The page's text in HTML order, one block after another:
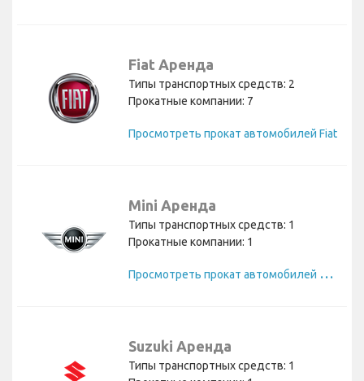
Fiat Аренда
Типы транспортных средств: 2
Прокатные компании: 7
Просмотреть прокат автомобилей Fiat
Mini Аренда
Типы транспортных средств: 1
Прокатные компании: 1
П
росмотреть прокат автомобилей Mini
Suzuki Аренда
Типы транспортных средств: 1